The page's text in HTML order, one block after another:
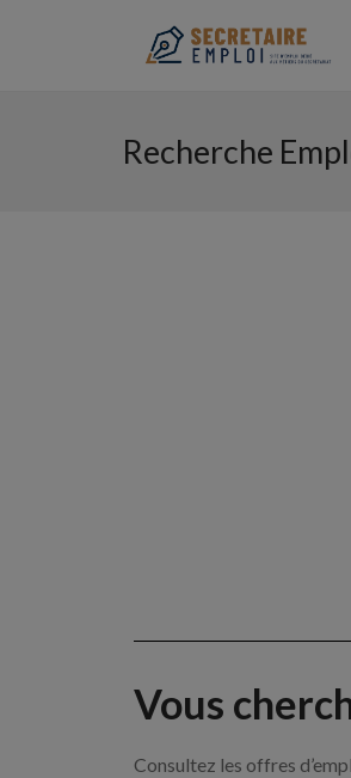
Recherche
Vous
Consultez les offres